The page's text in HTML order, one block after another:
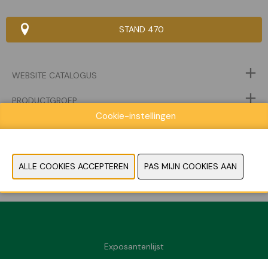
STAND 470
WEBSITE CATALOGUS
PRODUCTGROEP
VORIGE VOLGENDE
Exposantenlijst
Cookie-instellingen